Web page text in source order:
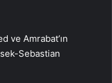
ve Amrabat’ın
Sebastian